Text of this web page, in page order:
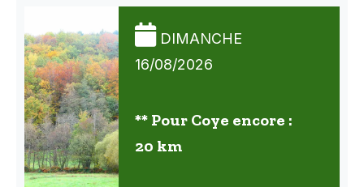
DIMANCHE
16/08/2026
** Pour Coye encore :
20 km